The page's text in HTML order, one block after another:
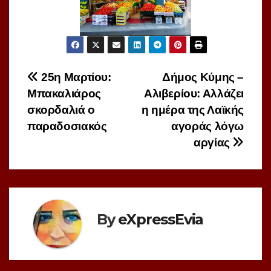
Πλοήγηση
άρθρων
Δήμος Κύμης –
Αλιβερίου: Αλλάζει
η ημέρα της Λαϊκής
αγοράς λόγω
αργίας
25η Μαρτίου:
Μπακαλιάρος
σκορδαλιά ο
παραδοσιακός
ByeXpressEvia